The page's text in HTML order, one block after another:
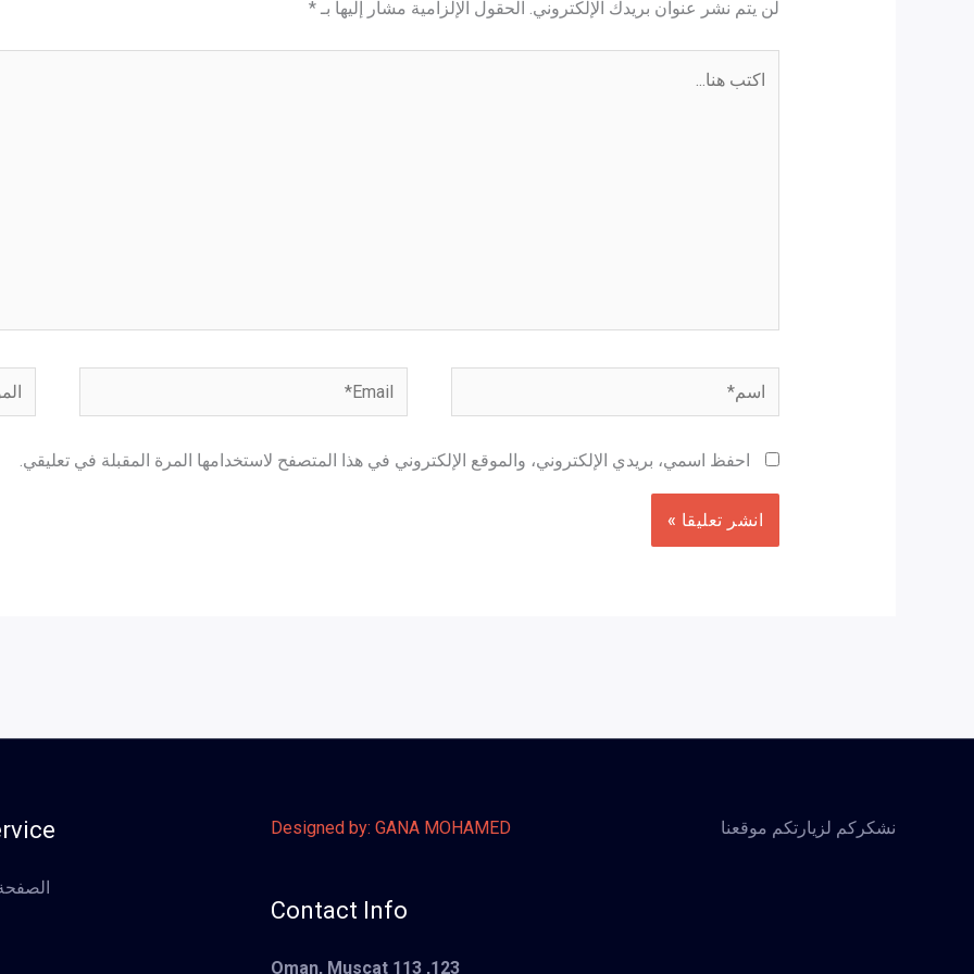
لن يتم نشر عنوان بريدك الإلكتروني. الحقول الإلزامية مشار إليها بـ *
اسم* Email*
احفظ اسمي، بريدي الإلكتروني، والموقع الإلكتروني في هذا المتصفح لاستخدامها المرة المقبلة في تعليقي.
نشكركم لزيارتكم موقعنا Designed by: GANA MOHAMED
Contact Info
123, Oman, Muscat 113